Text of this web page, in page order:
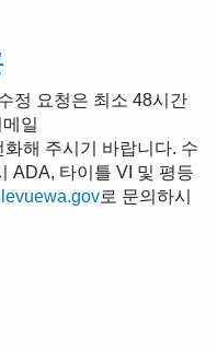
정 요청은 최소 48시간
일
화해 주시기 바랍니다. 수
ADA, 타이틀 VI 및 평등
로 문의하시